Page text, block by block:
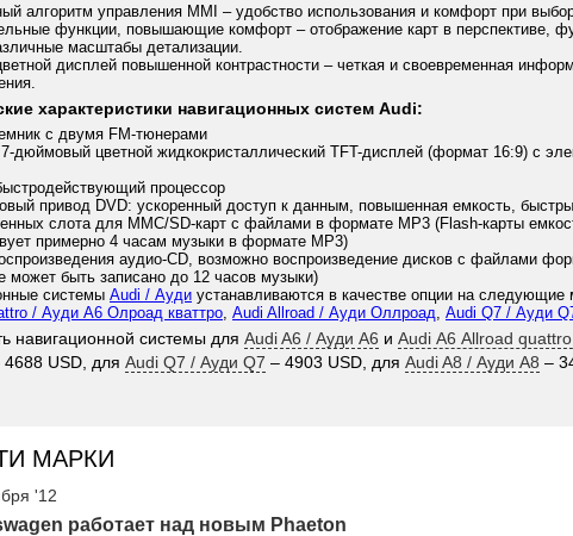
алгоритм управления MMI – удобство использования и комфорт при
функции, повышающие комфорт – отображение карт в перспективе,
масштабы детализации.
дисплей повышенной контрастности – четкая и своевременная
характеристики навигационных систем Audi:
с двумя FM-тюнерами
дюймовый цветной жидкокристаллический TFT-дисплей (формат 16:9) с
процессор
привод DVD: ускоренный доступ к данным, повышенная емкость,
слота для MMC/SD-карт с файлами в формате MP3 (Flash-карты
примерно 4 часам музыки в формате MP3)
аудио-CD, возможно воспроизведение дисков с файлами
может быть записано до 12 часов музыки)
системы Audi / Ауди устанавливаются в качестве опции на следующие
/ Ауди А6 Олроад кваттро, Audi Allroad / Ауди Оллроад, Audi Q7 / Ауди
навигационной системы для Audi A6 / Ауди А6 и Audi А6 Allroad
4688 USD, для Audi Q7 / Ауди Q7 – 4903 USD, для Audi A8 / Ауди А8 –
МАРКИ
'12
работает над новым Phaeton